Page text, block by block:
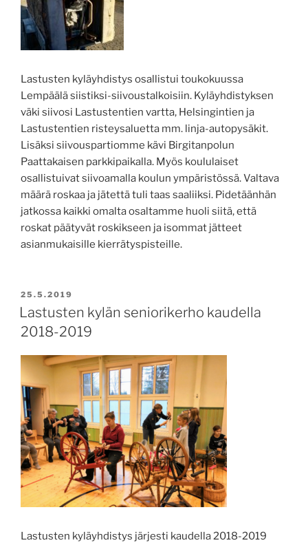
Lastusten kyläyhdistys osallistui toukokuussa
Lempäälä siistiksi-siivoustalkoisiin. Kyläyhdistyksen
väki siivosi Lastustentien vartta, Helsingintien ja
Lastustentien risteysaluetta mm. linja-autopysäkit.
Lisäksi siivouspartiomme kävi Birgitanpolun
Paattakaisen parkkipaikalla. Myös koululaiset
osallistuivat siivoamalla koulun ympäristössä. Valtava
määrä roskaa ja jätettä tuli taas saaliiksi. Pidetäänhän
jatkossa kaikki omalta osaltamme huoli siitä, että
roskat päätyvät roskikseen ja isommat jätteet
asianmukaisille kierrätyspisteille.
JULKAISTU
25.5.2019
Lastusten kylän seniorikerho kaudella
2018-2019
Lastusten kyläyhdistys järjesti kaudella 2018-2019